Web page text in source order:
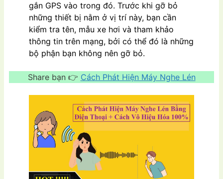
gắn GPS vào trong đó. Trước khi gỡ bỏ
những thiết bị nằm ở vị trí này, bạn cần
kiểm tra tên, mẫu xe hơi và tham khảo
thông tin trên mạng, bởi có thể đó là những
bộ phận bạn không nên gỡ bỏ.
Share bạn 👉 Cách Phát Hiện Máy Nghe Lén